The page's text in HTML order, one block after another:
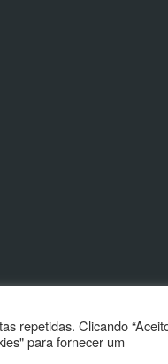
repetidas. Clicando
para fornecer um